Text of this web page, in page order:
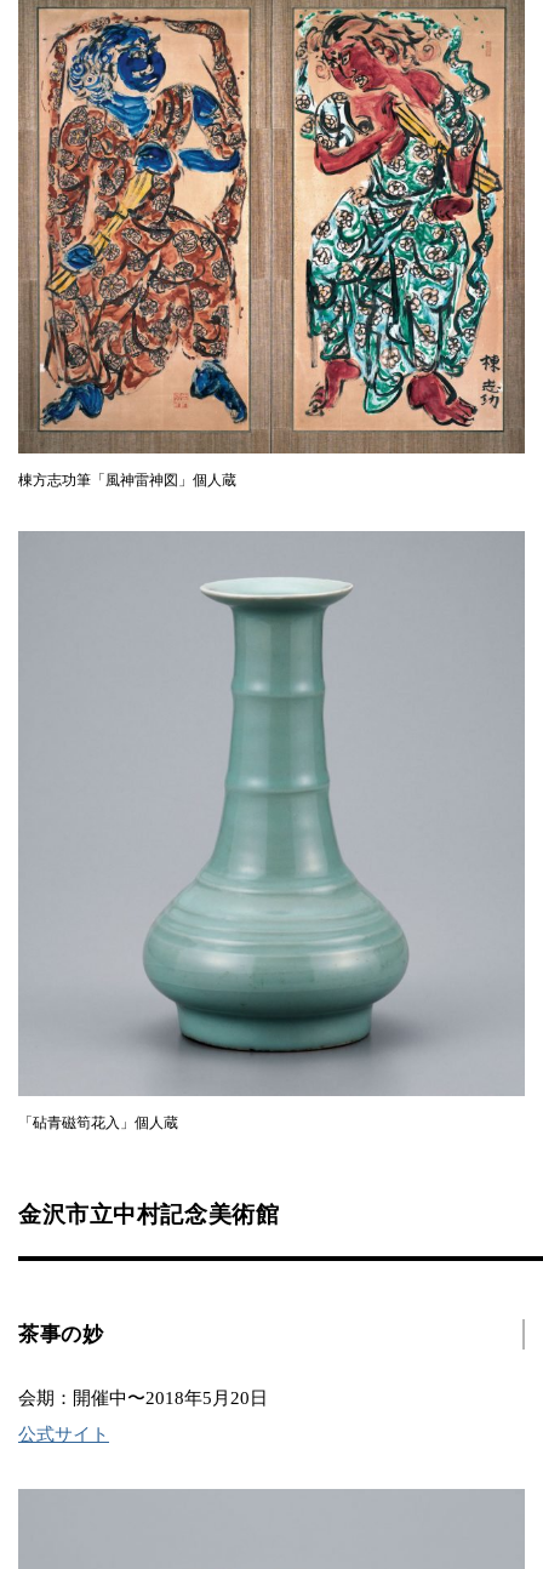
棟方志功筆「風神雷神図」個人蔵
「砧青磁筍花入」個人蔵
金沢市立中村記念美術館
茶事の妙
会期：開催中〜2018年5月20日
公式サイト